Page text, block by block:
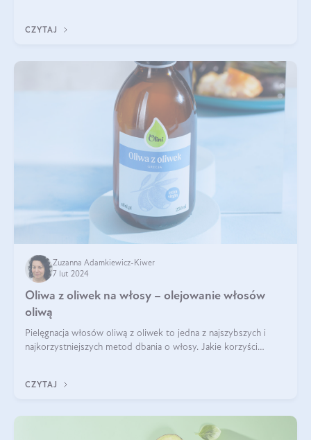
CZYTAJ
Zuzanna Adamkiewicz-Kiwer
7 lut 2024
Oliwa z oliwek na włosy – olejowanie włosów
oliwą
Pielęgnacja włosów oliwą z oliwek to jedna z najszybszych i
najkorzystniejszych metod dbania o włosy. Jakie korzyści
CZYTAJ